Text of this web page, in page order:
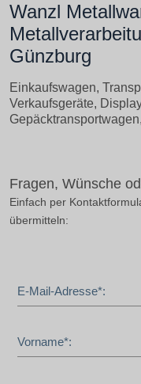
Wanzl
Günzburg
Einkaufswagen,
Verkaufsgeräte,
Fragen, Wünsche
Einfach per
übermitteln:
E-Mail-Adresse*:
Vorname*: